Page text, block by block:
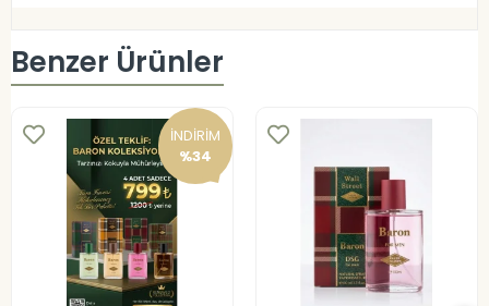
Benzer Ürünler
İNDİRİM
%34